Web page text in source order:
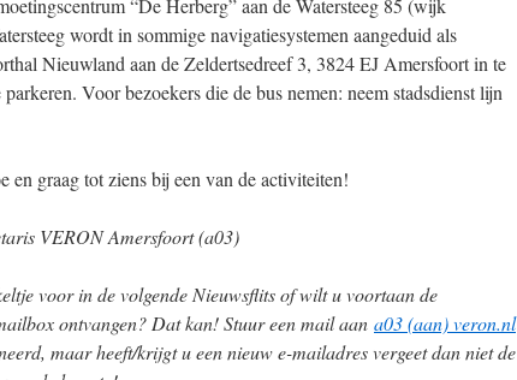
“De Herberg” aan de Watersteeg 85 (wijk
wordt in sommige navigatiesystemen aangeduid als
Nieuwland aan de Zeldertsedreef 3, 3824 EJ Amersfoort in te
Voor bezoekers die de bus nemen: neem stadsdienst lijn
en graag tot ziens bij een van de activiteiten!
VERON Amersfoort (a03)
voor in de volgende Nieuwsflits of wilt u voortaan de
ontvangen? Dat kan! Stuur een mail aan a03 (aan) veron.nl
maar heeft/krijgt u een nieuw e-mailadres vergeet dan niet de